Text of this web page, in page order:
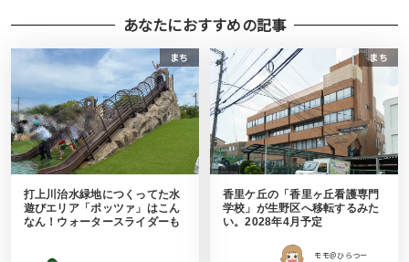
あなたにおすすめの記事
まち
打上川治水緑地につくってた水
遊びエリア「ポッツァ」はこん
なん！ウォータースライダーも
まち
香里ケ丘の「香里ヶ丘看護専門
学校」が生野区へ移転するみた
い。2028年4月予定
モモ＠ひらつー